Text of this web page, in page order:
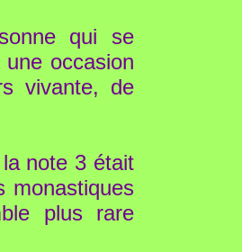
qui se
occasion
vivante, de
note 3 était
monastiques
plus rare